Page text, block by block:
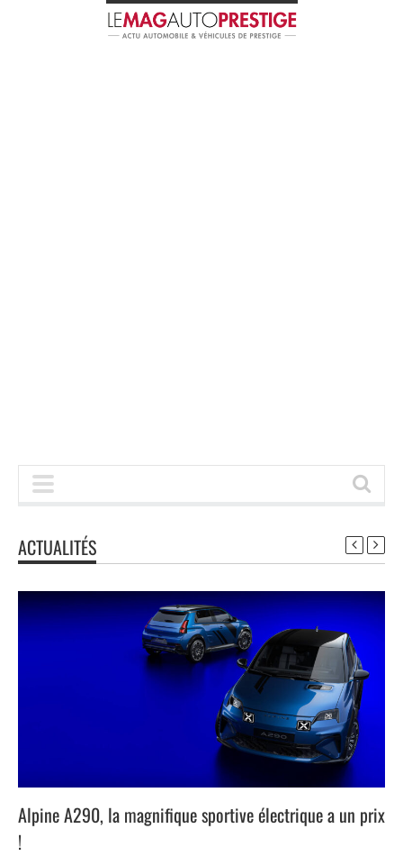
ACTUALITÉS
Alpine A290, la magnifique sportive électrique a un prix
!